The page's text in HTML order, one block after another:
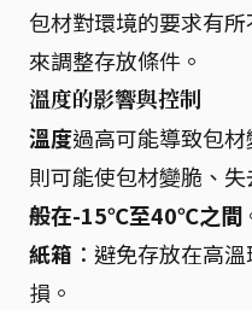
包材對環境的要求有
來調整存放條件。
溫度的影響與控制
溫度過高可能導致包
則可能使包材變脆、失
般在-15℃至40℃之間
紙箱 ：避免存放在高
損。